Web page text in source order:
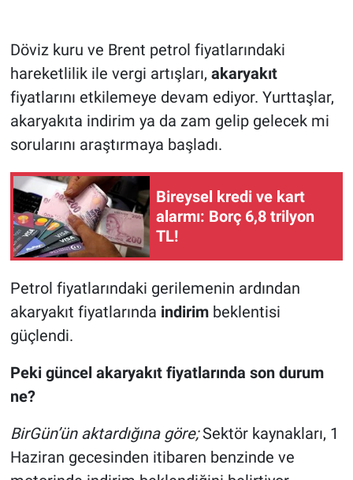
Döviz kuru ve Brent petrol fiyatlarındaki
hareketlilik ile vergi artışları, akaryakıt
fiyatlarını etkilemeye devam ediyor. Yurttaşlar,
akaryakıta indirim ya da zam gelip gelecek mi
sorularını araştırmaya başladı.
Bireysel kredi ve kart
alarmı: Borç 6,8 trilyon
TL!
Petrol fiyatlarındaki gerilemenin ardından
akaryakıt fiyatlarında indirim beklentisi
güçlendi.
Peki güncel akaryakıt fiyatlarında son durum
ne?
BirGün’ün aktardığına göre;Sektör kaynakları, 1
Haziran gecesinden itibaren benzinde ve